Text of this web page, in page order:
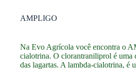
AMPLIGO
Na Evo Agrícola você encontra o
cialotrina. O clorantraniliprol é uma
das lagartas. A lambda-cialotrina, é